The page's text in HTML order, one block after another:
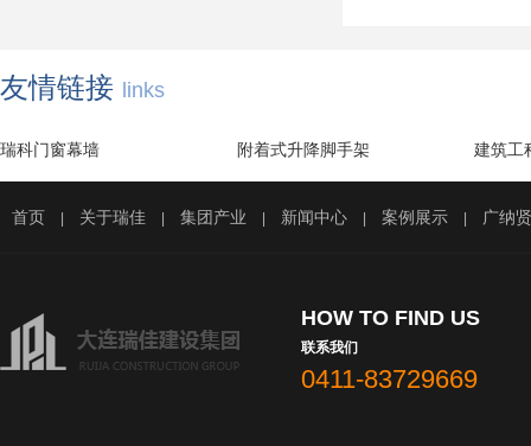
友情链接 links
瑞科门窗幕墙 附着式升降脚手架 建筑工
首页 关于瑞佳 集团产业 新闻中心 案例展示 广纳
HOW TO FIND US
联系我们
0411-83729669